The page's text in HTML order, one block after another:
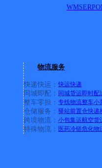
WMSERP
物流服务
快递快运： 快运快递
同城即配： 同城货运即时配
整车零担： 专线物流整车小
仓储服务： 驿站前置仓快递
跨境物流： 小包集运航空货
特殊物流： 医药冷链危化物